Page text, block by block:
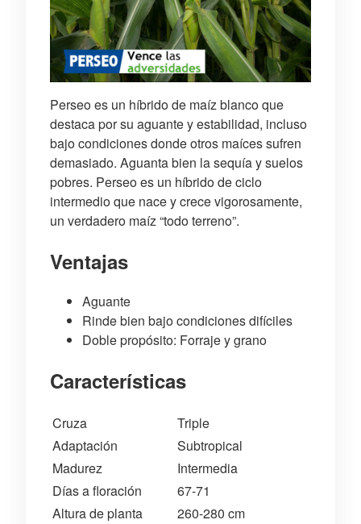
Perseo es un híbrido de maíz blanco que
destaca por su aguante y estabilidad, incluso
bajo condiciones donde otros maíces sufren
demasiado. Aguanta bien la sequía y suelos
pobres. Perseo es un híbrido de ciclo
intermedio que nace y crece vigorosamente,
un verdadero maíz “todo terreno”.
Ventajas
Aguante
Rinde bien bajo condiciones difíciles
Doble propósito: Forraje y grano
Características
Cruza
Triple
Adaptación
Subtropical
Madurez
Intermedia
Días a floración
67-71
Altura de planta
260-280 cm